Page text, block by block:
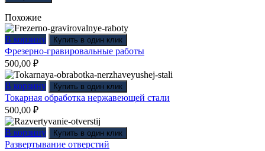
Похожие
В корзину Купить в один клик
Фрезерно-гравировальные работы
500,00 ₽
В корзину Купить в один клик
Токарная обработка нержавеющей стали
500,00 ₽
В корзину Купить в один клик
Развертывание отверстий